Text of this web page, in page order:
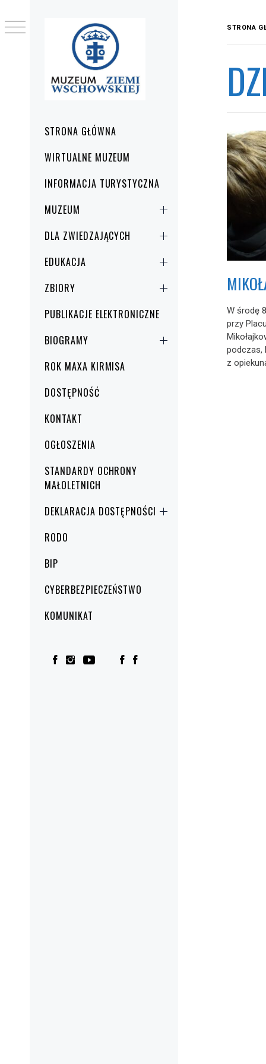
główneSTRONA GŁÓWNA
WIRTUALNE MUZEUM
INFORMACJA TURYSTYCZNA
MUZEUM
DLA ZWIEDZAJĄCYCH
EDUKACJA
ZBIORY
PUBLIKACJE ELEKTRONICZNE
BIOGRAMY
ROK MAXA KIRMISA
DOSTĘPNOŚĆ
KONTAKT
OGŁOSZENIA
STANDARDY OCHRONY
MAŁOLETNICH
DEKLARACJA DOSTĘPNOŚCI
RODO
BIP
CYBERBEZPIECZEŃSTWO
KOMUNIKAT
STRONA
W środę
przy
podczas,
z